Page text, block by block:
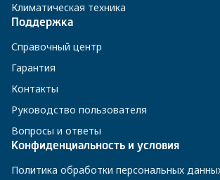
Климатическая техника
Поддержка
Справочный центр
Гарантия
Контакты
Руководство пользователя
Вопросы и ответы
Конфиденциальность и условия
Политика обработки персональных